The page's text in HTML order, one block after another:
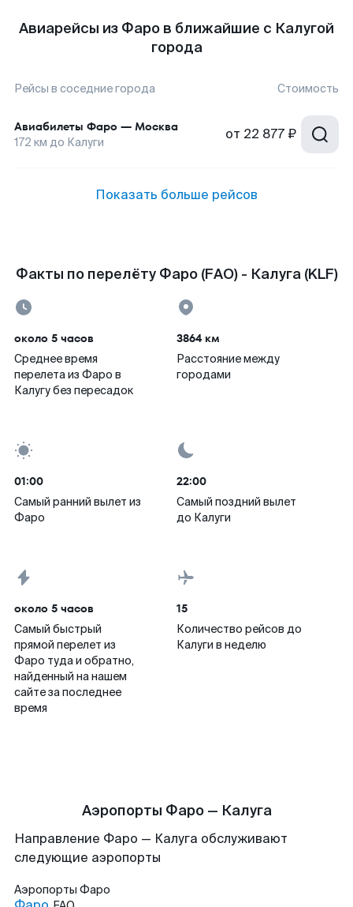
Авиарейсы из Фаро в ближайшие с Калугой
города
Рейсы в соседние города Стоимость
Авиабилеты Фаро — Москва
172 км до Калуги от 22 877 ₽
Показать больше рейсов
Факты по перелёту Фаро (FAO) - Калуга (KLF)
около 5 часов
Среднее время
перелета из Фаро в
Калугу без пересадок
3864 км
Расстояние между
городами
01:00
Самый ранний вылет из
Фаро
22:00
Самый поздний вылет
до Калуги
около 5 часов
Самый быстрый
прямой перелет из
Фаро туда и обратно,
найденный на нашем
сайте за последнее
время
15
Количество рейсов до
Калуги в неделю
Аэропорты Фаро — Калуга
Направление Фаро — Калуга обслуживают
следующие аэропорты
Аэропорты Фаро